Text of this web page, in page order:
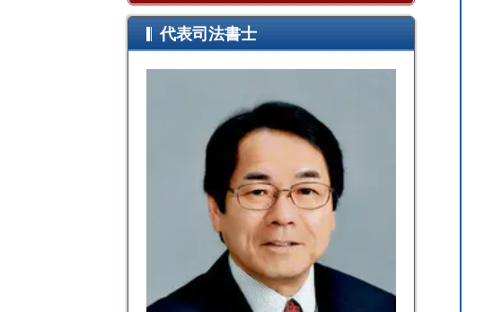
代表司法書士